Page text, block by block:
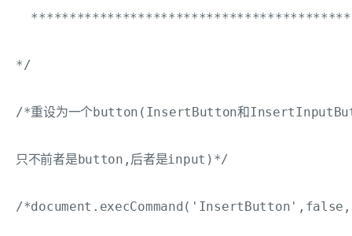
  ******************************************
*/
/*重设为一个button(InsertButton和
只不前者是button,后者是input)*/
/